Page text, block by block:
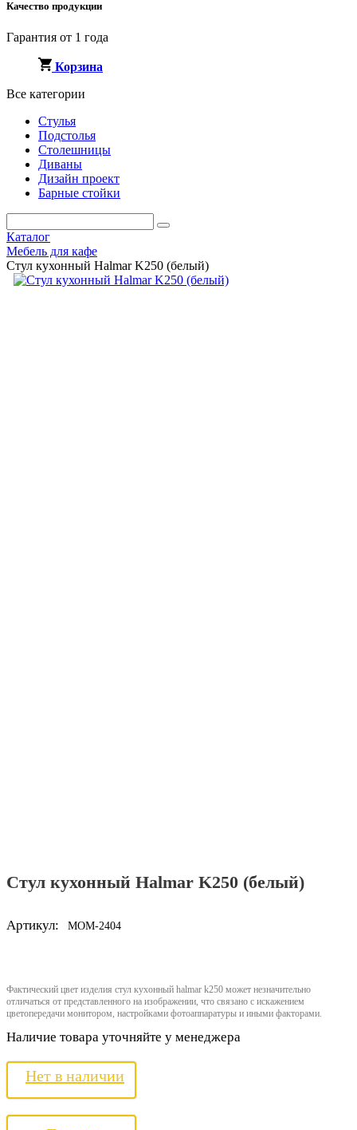
Качество продукции
Гарантия от 1 года
Корзина
Все категории
Стулья
Подстолья
Столешницы
Диваны
Дизайн проект
Барные стойки
Каталог
Мебель для кафе
Стул кухонный Halmar K250 (белый)
Стул кухонный Halmar K250 (белый)
Артикул: MOM-2404
Фактический цвет изделия стул кухонный halmar k250 может незначительно
отличаться от представленного на изображении, что связано с искажением
цветопередачи монитором, настройками фотоаппаратуры и иными факторами.
Наличие товара уточняйте у менеджера
Нет в наличии